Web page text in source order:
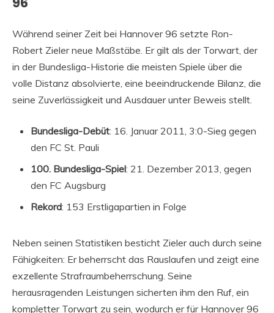
Während seiner Zeit bei Hannover 96 setzte Ron-
Robert Zieler neue Maßstäbe. Er gilt als der Torwart, der
in der Bundesliga-Historie die meisten Spiele über die
volle Distanz absolvierte, eine beeindruckende Bilanz, die
seine Zuverlässigkeit und Ausdauer unter Beweis stellt.
Bundesliga-Debüt: 16. Januar 2011, 3:0-Sieg gegen
den FC St. Pauli
100. Bundesliga-Spiel: 21. Dezember 2013, gegen
den FC Augsburg
Rekord: 153 Erstligapartien in Folge
Neben seinen Statistiken besticht Zieler auch durch seine
Fähigkeiten: Er beherrscht das Rauslaufen und zeigt eine
exzellente Strafraumbeherrschung. Seine
herausragenden Leistungen sicherten ihm den Ruf, ein
kompletter Torwart zu sein, wodurch er für Hannover 96